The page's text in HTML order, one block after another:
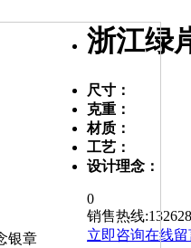
浙江绿
尺寸：
克重：
材质：
工艺：
设计理念：
0
销售热线:
立即咨询在线留